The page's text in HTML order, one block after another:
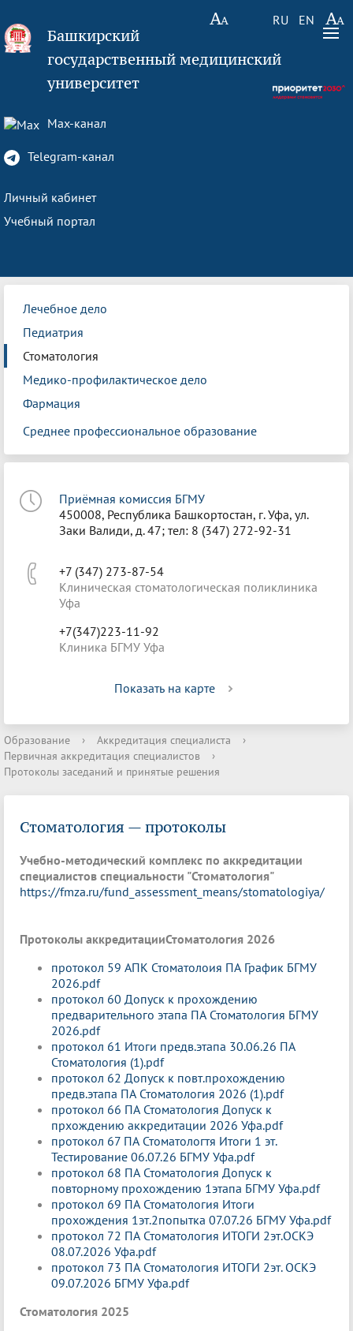
RU EN
Башкирский
государственный медицинский
университет
Max-канал
Telegram-канал
Личный кабинет
Учебный портал
Лечебное дело
Педиатрия
Стоматология
Медико-профилактическое дело
Фармация
Среднее профессиональное образование
Приёмная комиссия БГМУ
450008, Республика Башкортостан, г. Уфа, ул.
Заки Валиди, д. 47; тел: 8 (347) 272-92-31
+7 (347) 273-87-54
Клиническая стоматологическая поликлиника
Уфа
+7(347)223-11-92
Клиника БГМУ Уфа
Показать на карте
Образование › Аккредитация специалиста
›
Первичная аккредитация специалистов
›
Протоколы заседаний и принятые решения
Стоматология — протоколы
Учебно-методический комплекс по аккредитации
специалистов специальности "Стоматология"
https://fmza.ru/fund_assessment_means/stomatologiya/
Протоколы аккредитацииСтоматология 2026
протокол 59 АПК Стоматолоия ПА График БГМУ
2026.pdf
протокол 60 Допуск к прохождению
предварительного этапа ПА Стоматология БГМУ
2026.pdf
протокол 61 Итоги предв.этапа 30.06.26 ПА
Стоматология (1).pdf
протокол 62 Допуск к повт.прохождению
предв.этапа ПА Стоматология 2026 (1).pdf
протокол 66 ПА Стоматология Допуск к
прхождению аккредитации 2026 Уфа.pdf
протокол 67 ПА Стоматологтя Итоги 1 эт.
Тестирование 06.07.26 БГМУ Уфа.pdf
протокол 68 ПА Стоматология Допуск к
повторному прохождению 1этапа БГМУ Уфа.pdf
протокол 69 ПА Стоматология Итоги
прохождения 1эт.2попытка 07.07.26 БГМУ Уфа.pdf
протокол 72 ПА Стоматология ИТОГИ 2эт.ОСКЭ
08.07.2026 Уфа.pdf
протокол 73 ПА Стоматология ИТОГИ 2эт. ОСКЭ
09.07.2026 БГМУ Уфа.pdf
Стоматология 2025